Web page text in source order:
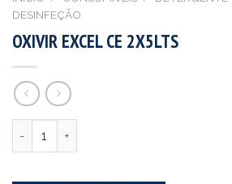
DESINFEÇÃO
OXIVIR EXCEL CE 2X5LTS